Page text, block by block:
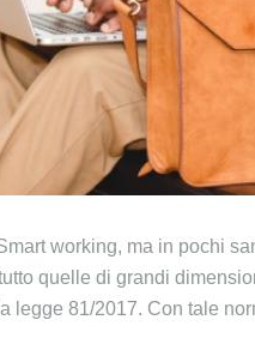
working, ma in pochi
quelle di grandi
legge 81/2017. Con tale